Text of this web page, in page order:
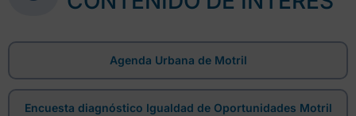
Agenda Urbana de Motril
Encuesta diagnóstico Igualdad de Oportunidades Motril